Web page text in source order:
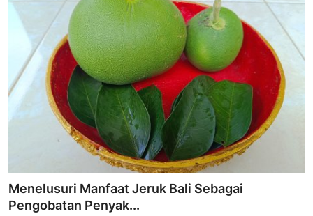
Menelusuri Manfaat Jeruk Bali Sebagai
Pengobatan Penyak...